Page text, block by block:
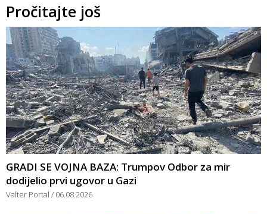
Pročitajte još
GRADI SE VOJNA BAZA: Trumpov Odbor za mir
dodijelio prvi ugovor u Gazi
Valter Portal 06.08.2026